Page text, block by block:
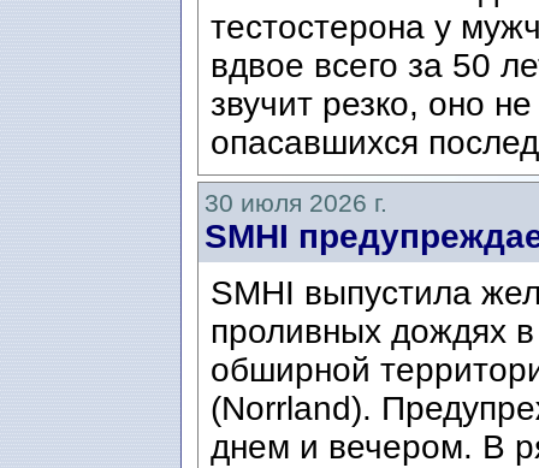
тестостерона у
вдвое всего за 50
звучит резко, оно
опасавшихся
30 июля 2026 г.
SMHI
SMHI выпустила
проливных дождях
обширной
(Norrland).
днем ​​и вечером. В